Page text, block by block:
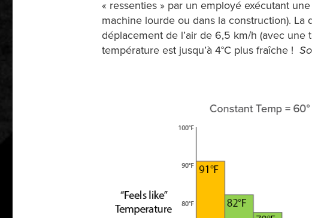
« ressenties » par un employé exécutant
machine lourde ou dans la construction). La
déplacement de l’air de 6,5 km/h (avec une
température est jusqu’à 4°C plus fraîche !